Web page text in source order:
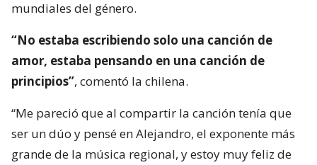
mundiales del género.
“No estaba escribiendo solo una canción de
amor, estaba pensando en una canción de
principios”, comentó la chilena.
“Me pareció que al compartir la canción tenía que
ser un dúo y pensé en Alejandro, el exponente más
grande de la música regional, y estoy muy feliz de